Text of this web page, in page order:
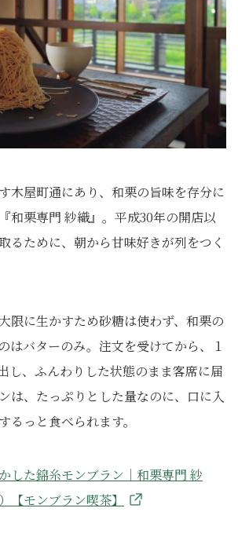
木屋町通にあり、和栗の旨味を存分に
和栗専門 紗織』。平成30年の開店以
るために、朝から甘味好きが列をつく
限に生かすため砂糖は使わず、和栗の
はバターのみ。注文を受けてから、１
し、ふんわりした状態のまま客席に届
は、たっぷりとした量なのに、口に入
るっと食べられます。
した錦糸モンブラン｜和栗専門 紗
【モンブラン喫茶】